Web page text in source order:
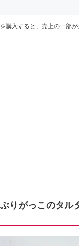
購入すると、売上の一部
りがっこのタル